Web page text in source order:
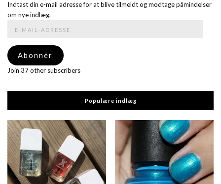
Indtast din e-mail adresse for at blive tilmeldt og modtage påmindelser
om nye indlæg.
adresse
Abonnér
Join 37 other subscribers
Populære indlæg